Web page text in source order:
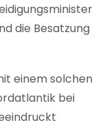
die Besatzung
einem solchen
bei